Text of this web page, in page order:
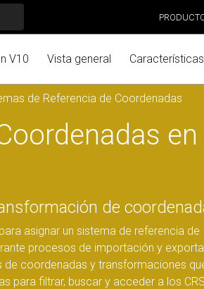
V10 Vista general Características
de Referencia de Coordenadas
en
de
asignar un sistema de referencia de
procesos de importación y
de coordenadas y transformaciones
para filtrar, buscar y acceder a los